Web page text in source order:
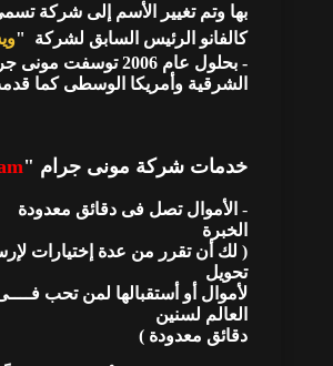
بها وتم تغيير الأسم إلى شركة
كالفانو الرئيس السابق لشركة "
الشرقية وأمريكا الوسطى كما
خدمات شركة مونى جرام "
-
الخبرة
( لك أن تقرر من عدة
تحويل
لأموال أو أستقبالها لمن
العالم لسنين
دقائق معدودة )